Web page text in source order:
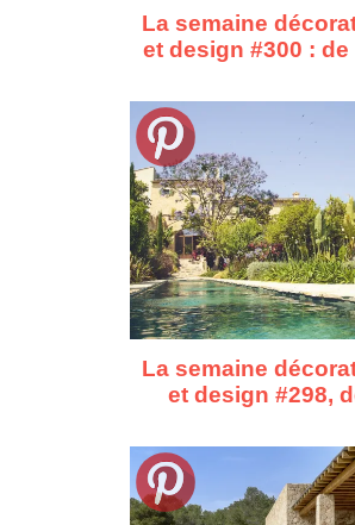
La semaine
et design #300 : de
repérages déco
La semaine
et design #298,
repérages déco